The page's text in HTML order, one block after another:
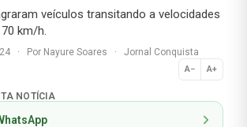
veículos transitando a velocidades
km/h.
· Por Nayure Soares · Jornal Conquista
A− A+
Normal
NOTÍCIA